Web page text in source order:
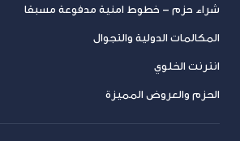
شراء حزم – خطوط امنية مدفوعة مسبقا
المكالمات الدولية والتجوال
انترنت الخلوي
الحزم والعروض المميزة